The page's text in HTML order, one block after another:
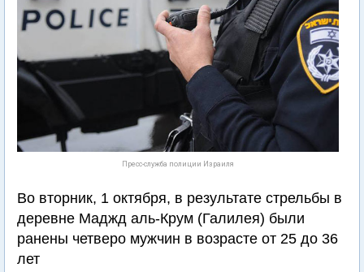
Пресс-служба полиции Израиля
Во вторник, 1 октября, в результате стрельбы в
деревне Маджд аль-Крум (Галилея) были
ранены четверо мужчин в возрасте от 25 до 36
лет